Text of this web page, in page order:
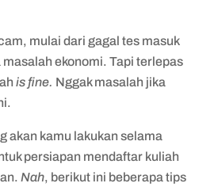
mulai dari gagal tes masuk
ekonomi. Tapi terlepas
is fine. Nggak masalah jika
akan kamu lakukan selama
persiapan mendaftar kuliah
Nah, berikut ini beberapa tips